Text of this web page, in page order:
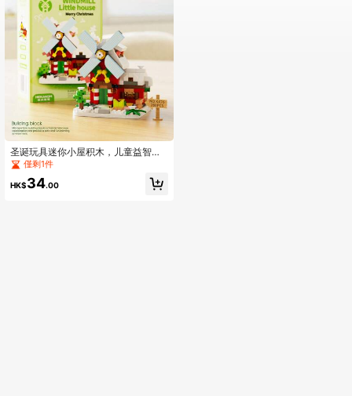
圣诞玩具迷你小屋积木，儿童益智玩
具，微粒积木，圣诞小屋桌面装饰/圣
僅剩1件
HK$34.00